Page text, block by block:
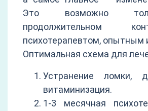
Это возможно
продолжительном
психотерапевтом, опытным
Оптимальная схема для
Устранение ломки,
витаминизация.
1-3 месячная